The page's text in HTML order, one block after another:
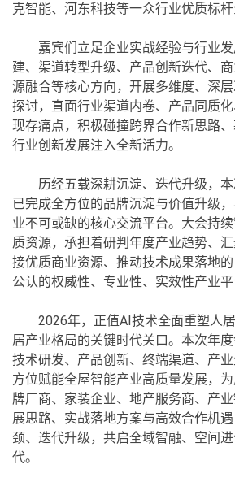
克智能、河东科技等一众行业优质标杆
嘉宾们立足企业实战经验与行业
建、渠道转型升级、产品创新迭代、
源融合等核心方向，开展多维度、深
探讨，直面行业渠道内卷、产品同质
现存痛点，积极碰撞跨界合作新思路
行业创新发展注入全新活力。
历经五载深耕沉淀、迭代升级，
已完成全方位的品牌沉淀与价值升级
业不可或缺的核心交流平台。大会持
质资源，承担着研判年度产业趋势、
接优质商业资源、推动技术成果落地
公认的权威性、专业性、实效性产业平
2026年，正值AI技术全面重塑人
居产业格局的关键时代关口。本次年
技术研发、产品创新、终端渠道、产
方位赋能全屋智能产业高质量发展，
牌厂商、家装企业、地产服务商、产
展思路、实战落地方案与高效合作机
颈、迭代升级，共启全域智融、空间
代。